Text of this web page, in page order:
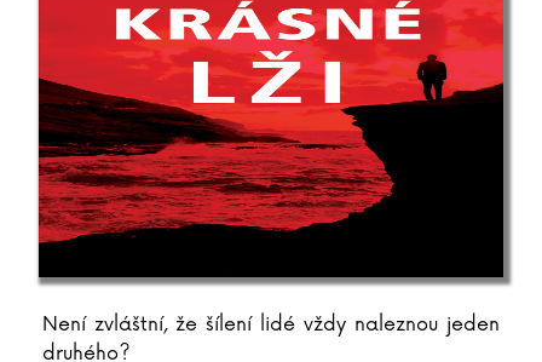
Není zvláštní, že šílení lidé vždy naleznou jeden
druhého?